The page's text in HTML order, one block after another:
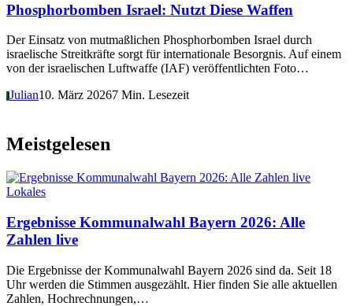
Phosphorbomben Israel: Nutzt Diese Waffen
Der Einsatz von mutmaßlichen Phosphorbomben Israel durch
israelische Streitkräfte sorgt für internationale Besorgnis. Auf einem
von der israelischen Luftwaffe (IAF) veröffentlichten Foto…
JJulian10. März 20267 Min. Lesezeit
Meistgelesen
Lokales
Ergebnisse Kommunalwahl Bayern 2026: Alle
Zahlen live
Die Ergebnisse der Kommunalwahl Bayern 2026 sind da. Seit 18
Uhr werden die Stimmen ausgezählt. Hier finden Sie alle aktuellen
Zahlen, Hochrechnungen,…